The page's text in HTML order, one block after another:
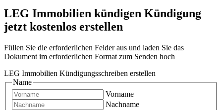
LEG Immobilien kündigen Kündigung
jetzt kostenlos erstellen
Füllen Sie die erforderlichen Felder aus und laden Sie das
Dokument im erforderlichen Format zum Senden hoch
LEG Immobilien Kündigungsschreiben erstellen
Name
Vorname
Nachname